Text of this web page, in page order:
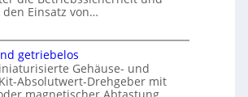
Einsatz von…
getriebelos
Gehäuse- und
Absolutwert-Drehgeber mit